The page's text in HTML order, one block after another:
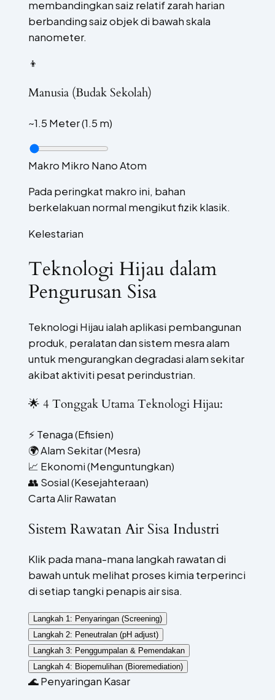
membandingkan saiz relatif zarah harian
berbanding saiz objek di bawah skala
nanometer.
👦
Manusia (Budak Sekolah)
~1.5 Meter (1.5 m)
Makro Mikro NanoAtom
Pada peringkat makro ini, bahan
berkelakuan normal mengikut fizik klasik.
Kelestarian
Teknologi Hijau dalam
Pengurusan Sisa
Teknologi Hijau ialah aplikasi pembangunan
produk, peralatan dan sistem mesra alam
untuk mengurangkan degradasi alam sekitar
akibat aktiviti pesat perindustrian.
🌟 4 Tonggak Utama Teknologi Hijau:
⚡ Tenaga (Efisien)
🌍Alam Sekitar (Mesra)
📈 Ekonomi (Menguntungkan)
👥 Sosial (Kesejahteraan)
Carta Alir Rawatan
Sistem Rawatan Air Sisa Industri
Klik pada mana-mana langkah rawatan di
bawah untuk melihat proses kimia terperinci
di setiap tangki penapis air sisa.
Langkah 1: Penyaringan (Screening)
Langkah 2: Peneutralan (pH adjust)
Langkah 3: Penggumpalan & Pemendakan
Langkah 4: Biopemulihan (Bioremediation)
🌊Penyaringan Kasar